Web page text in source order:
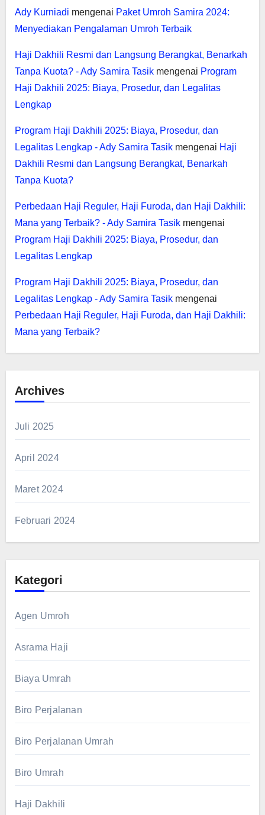
Ady Kurniadi mengenai Paket Umroh Samira 2024:
Menyediakan Pengalaman Umroh Terbaik
Haji Dakhili Resmi dan Langsung Berangkat, Benarkah
Tanpa Kuota? - Ady Samira Tasikmengenai Program
Haji Dakhili 2025: Biaya, Prosedur, dan Legalitas
Lengkap
Program Haji Dakhili 2025: Biaya, Prosedur, dan
Legalitas Lengkap - Ady Samira Tasikmengenai Haji
Dakhili Resmi dan Langsung Berangkat, Benarkah
Tanpa Kuota?
Perbedaan Haji Reguler, Haji Furoda, dan Haji Dakhili:
Mana yang Terbaik? - Ady Samira Tasikmengenai
Program Haji Dakhili 2025: Biaya, Prosedur, dan
Legalitas Lengkap
Program Haji Dakhili 2025: Biaya, Prosedur, dan
Legalitas Lengkap - Ady Samira Tasikmengenai
Perbedaan Haji Reguler, Haji Furoda, dan Haji Dakhili:
Mana yang Terbaik?
Archives
Juli 2025
April 2024
Maret 2024
Februari 2024
Kategori
Agen Umroh
Asrama Haji
Biaya Umrah
Biro Perjalanan
Biro Perjalanan Umrah
Biro Umrah
Haji Dakhili